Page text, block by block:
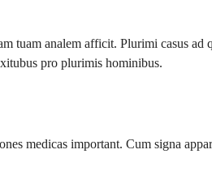
tuam analem afficit. Plurimi casus
pro plurimis hominibus.
medicas important. Cum signa